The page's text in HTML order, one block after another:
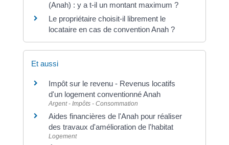
(Anah) : y a t-il un montant maximum ?
Le propriétaire choisit-il librement le
locataire en cas de convention Anah ?
Et aussi
Impôt sur le revenu - Revenus locatifs
d'un logement conventionné Anah
Argent - Impôts - Consommation
Aides financières de l'Anah pour réaliser
des travaux d'amélioration de l'habitat
Logement